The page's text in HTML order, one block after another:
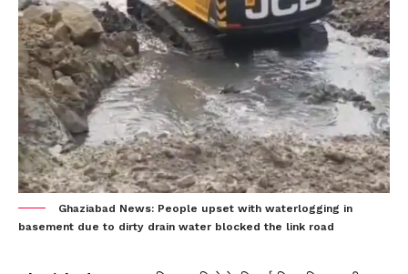
Ghaziabad News: People upset with waterlogging in
basement due to dirty drain water blocked the link road